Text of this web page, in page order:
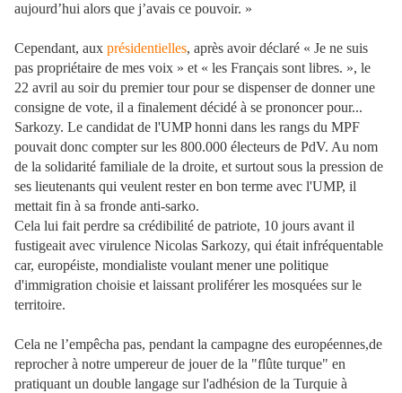
aujourd’hui alors que j’avais ce pouvoir. »
Cependant, aux présidentielles, après avoir déclaré « Je ne suis
pas propriétaire de mes voix » et « les Français sont libres. », le
22 avril au soir du premier tour pour se dispenser de donner une
consigne de vote, il a finalement décidé à se prononcer pour...
Sarkozy. Le candidat de l'UMP honni dans les rangs du MPF
pouvait donc compter sur les 800.000 électeurs de PdV. Au nom
de la solidarité familiale de la droite, et surtout sous la pression de
ses lieutenants qui veulent rester en bon terme avec l'UMP, il
mettait fin à sa fronde anti-sarko.
Cela lui fait perdre sa crédibilité de patriote, 10 jours avant il
fustigeait avec virulence Nicolas Sarkozy, qui était infréquentable
car, européiste, mondialiste voulant mener une politique
d'immigration choisie et laissant proliférer les mosquées sur le
territoire.
Cela ne l’empêcha pas, pendant la campagne des européennes,de
reprocher à notre umpereur de jouer de la "flûte turque" en
pratiquant un double langage sur l'adhésion de la Turquie à